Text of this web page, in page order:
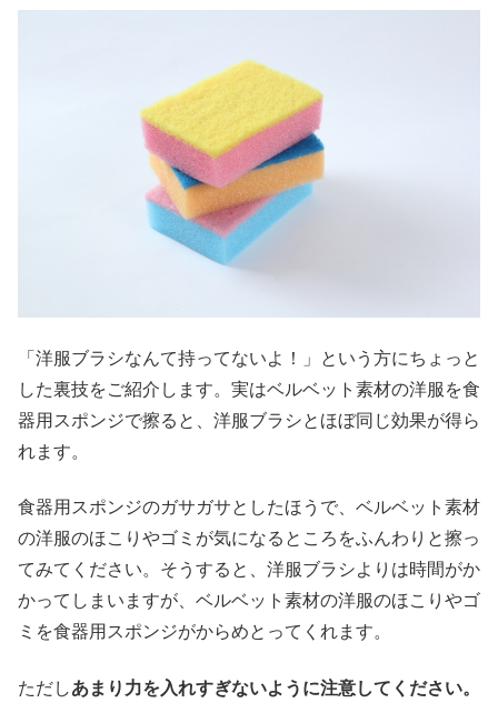
「洋服ブラシなんて持ってないよ！」という方にちょっと
した裏技をご紹介します。実はベルベット素材の洋服を食
器用スポンジで擦ると、洋服ブラシとほぼ同じ効果が得ら
れます。
食器用スポンジのガサガサとしたほうで、ベルベット素材
の洋服のほこりやゴミが気になるところをふんわりと擦っ
てみてください。そうすると、洋服ブラシよりは時間がか
かってしまいますが、ベルベット素材の洋服のほこりやゴ
ミを食器用スポンジがからめとってくれます。
ただしあまり力を入れすぎないように注意してください。